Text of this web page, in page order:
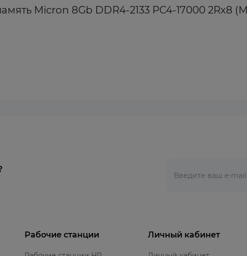
Micron 8Gb DDR4-2133 PC4-17000 2Rx8
Рабочие станции Личный кабинет